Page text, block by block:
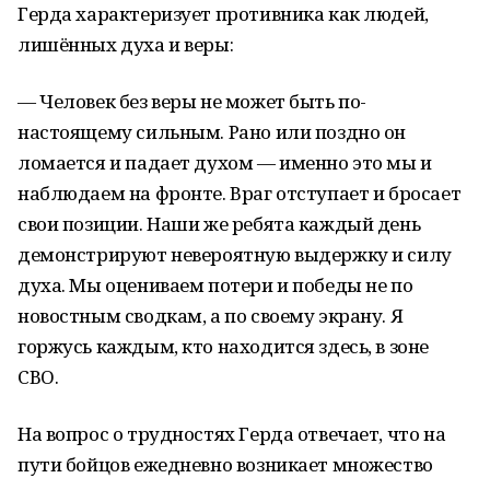
Герда характеризует противника как людей,
лишённых духа и веры:
— Человек без веры не может быть по-
настоящему сильным. Рано или поздно он
ломается и падает духом — именно это мы и
наблюдаем на фронте. Враг отступает и бросает
свои позиции. Наши же ребята каждый день
демонстрируют невероятную выдержку и силу
духа. Мы оцениваем потери и победы не по
новостным сводкам, а по своему экрану. Я
горжусь каждым, кто находится здесь, в зоне
СВО.
На вопрос о трудностях Герда отвечает, что на
пути бойцов ежедневно возникает множество